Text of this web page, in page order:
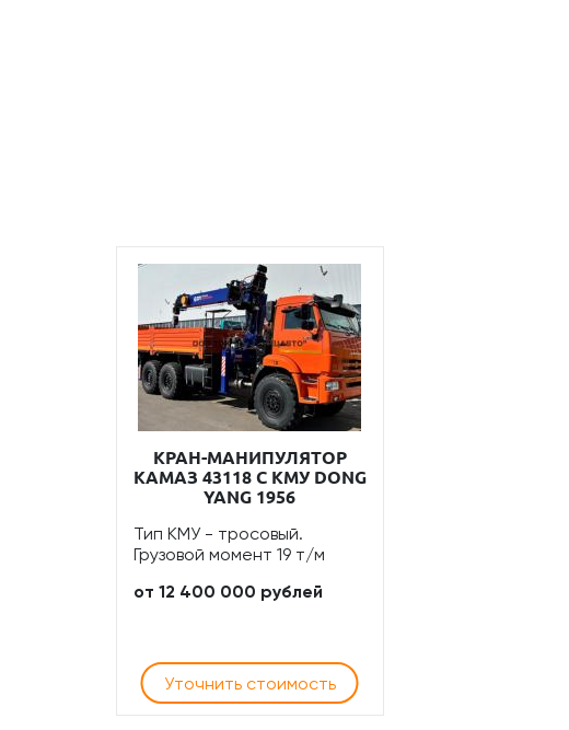
КРАН-МАНИПУЛЯТОР
КАМАЗ 43118 С КМУ DONG
YANG 1956
Тип КМУ - тросовый.
Грузовой момент 19 т/м
от 12 400 000 рублей
Уточнить стоимость